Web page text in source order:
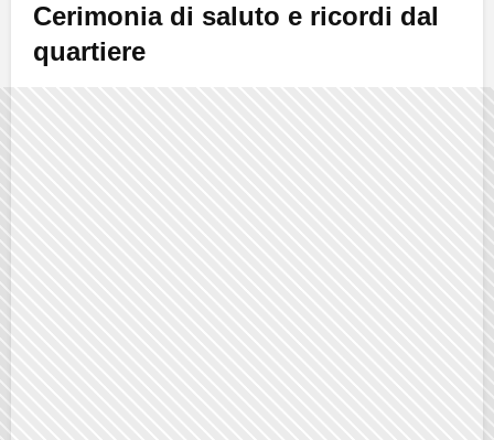
Cerimonia di saluto e ricordi dal
quartiere